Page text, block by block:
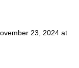
23, 2024 at